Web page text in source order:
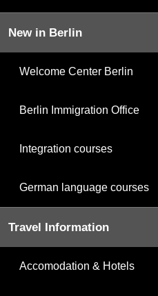
New in Berlin
Welcome Center Berlin
Berlin Immigration Office
Integration courses
German language courses
Travel Information
Accomodation & Hotels